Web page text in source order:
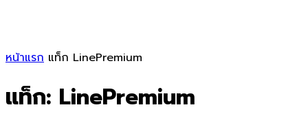
หน้าแรก แท็ก LinePremium
แท็ก: LinePremium